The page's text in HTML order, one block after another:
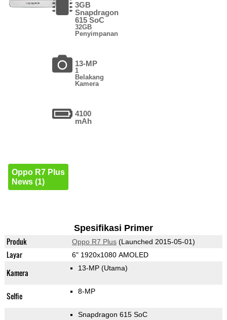
3GB
Snapdragon
615 SoC
32GB
Penyimpanan
13-MP
1
Belakang
Kamera
4100
mAh
Oppo R7 Plus
News (1)
Spesifikasi Primer
Produk Oppo R7 Plus(Launched 2015-05-01)
Layar 6" 1920x1080 AMOLED
Kamera 13-MP (Utama)
Selfie 8-MP
Snapdragon 615 SoC